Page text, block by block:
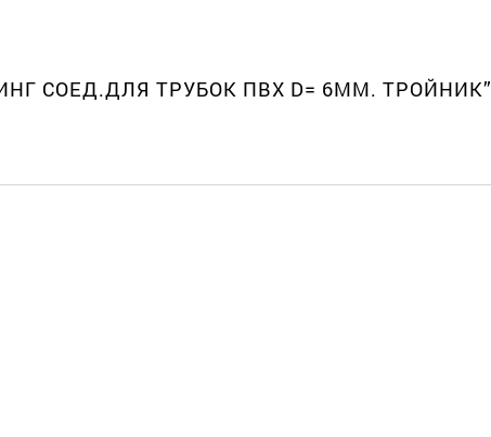
СОЕД.ДЛЯ ТРУБОК ПВХ D= 6ММ. ТРОЙНИК”